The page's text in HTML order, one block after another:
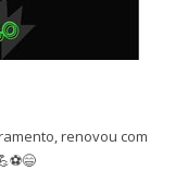
renovou com